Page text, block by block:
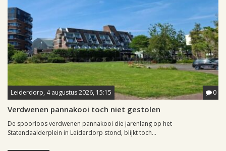
Leiderdorp, 4 augustus 2026, 15:15 0
Verdwenen pannakooi toch niet gestolen
De spoorloos verdwenen pannakooi die jarenlang op het
Statendaalderplein in Leiderdorp stond, blijkt toch...